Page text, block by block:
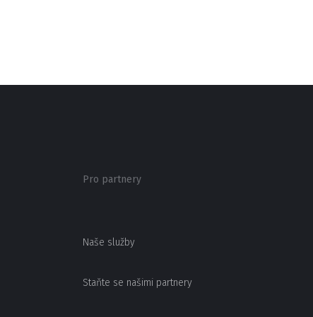
Pro partnery
Naše služby
Staňte se našimi partnery